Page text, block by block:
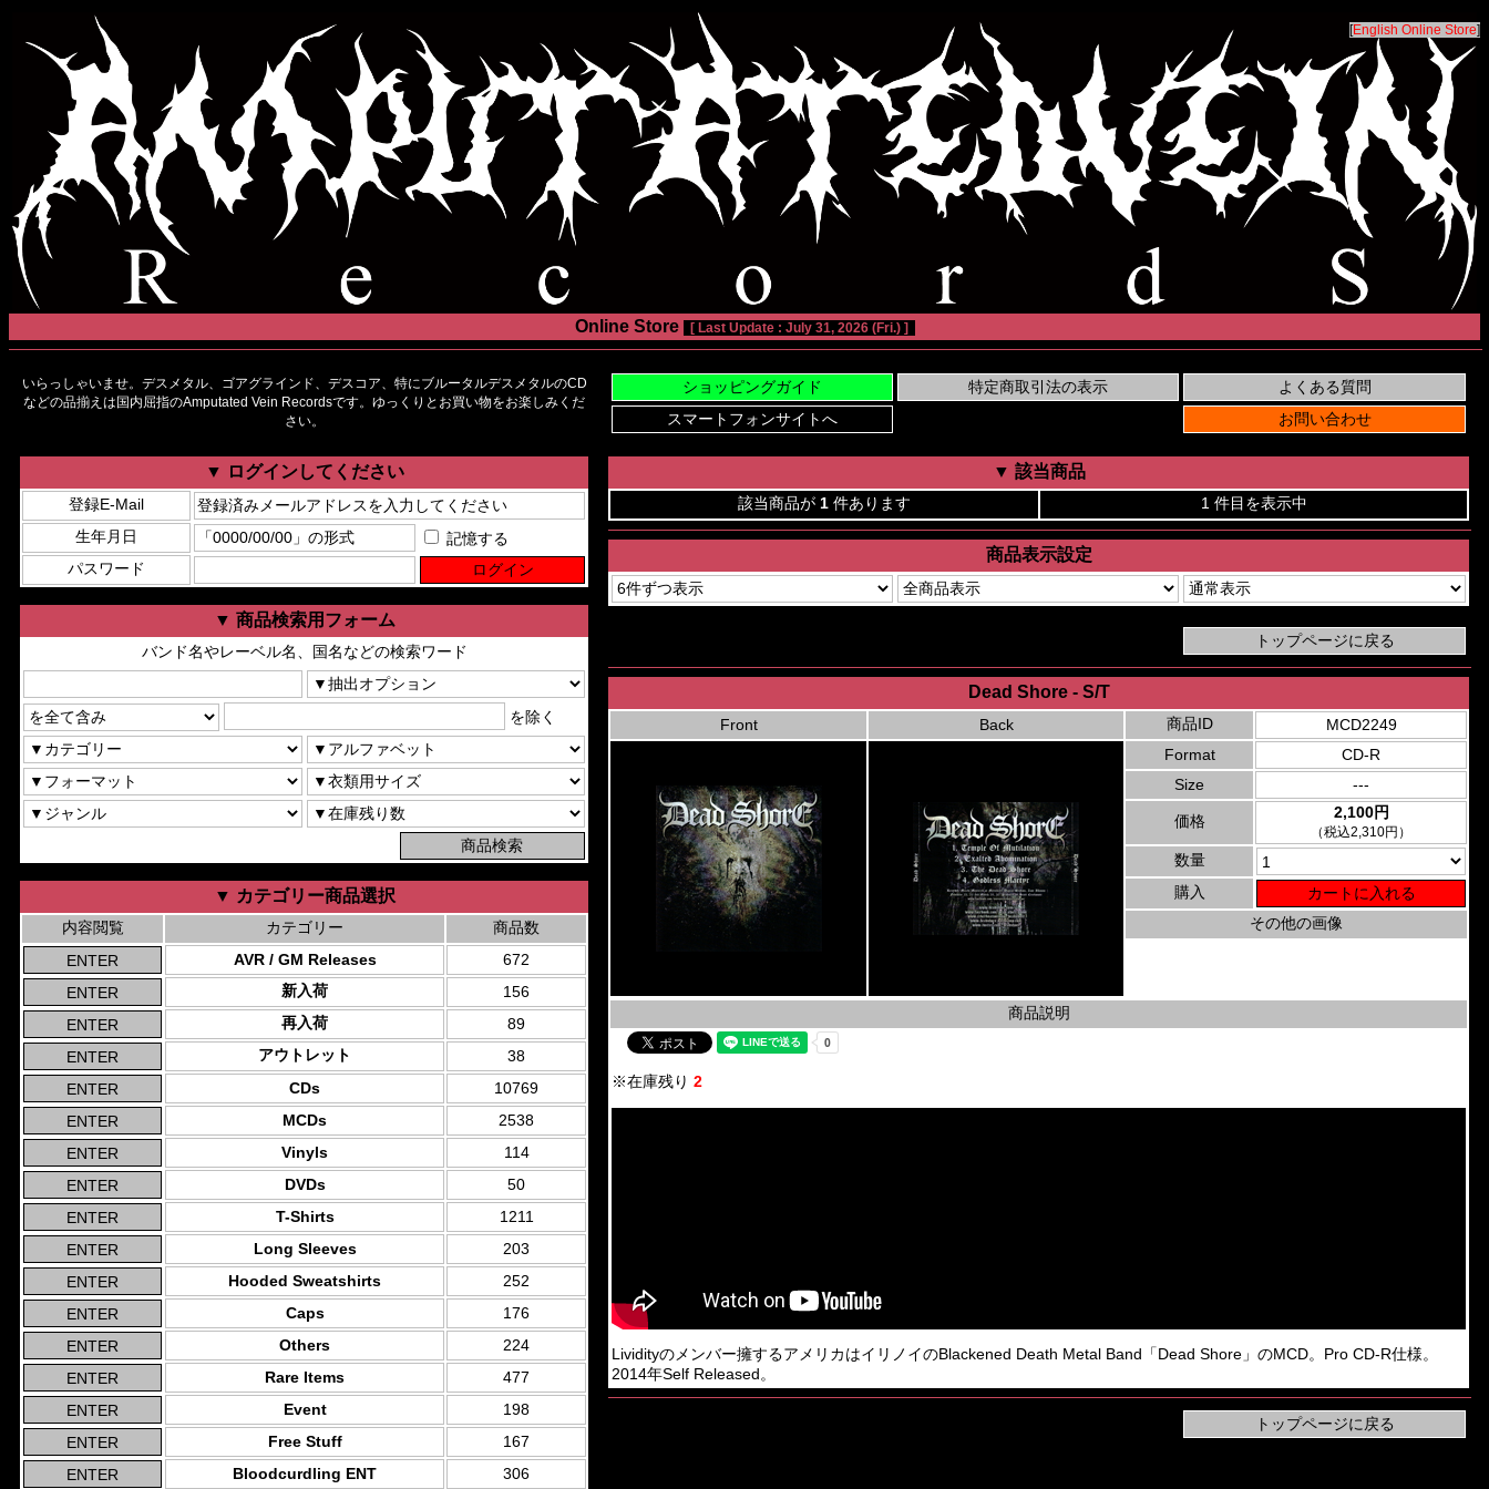
[English Online Store]
Online Store [ Last Update : July 31, 2026 (Fri.) ]
いらっしゃいませ。デスメタル、ゴアグラインド、デスコア、特にブルータルデスメタルのCD
などの品揃えは国内屈指のAmputated Vein Recordsです。ゆっくりとお買い物をお楽しみくだ
さい。
▼ ログインしてください
登録E-Mail
生年月日
記憶する
パスワード
▼ 商品検索用フォーム
バンド名やレーベル名、国名などの検索ワード
を除く
▼ カテゴリー商品選択
内容閲覧 カテゴリー
商品数
AVR / GM Releases
672
新入荷
156
再入荷
89
アウトレット
38
CDs
10769
MCDs
2538
Vinyls
114
DVDs
50
T-Shirts
1211
Long Sleeves
203
Hooded Sweatshirts
252
Caps
176
Others
224
Rare Items
477
Event
198
Free Stuff
167
Bloodcurdling ENT
306
▼ 該当商品
該当商品が 1 件あります 1 件目を表示中
商品表示設定
Dead Shore - S/T
Front Back 商品ID
MCD2249
Format
CD-R
Size
---
価格 2,100円
（税込2,310円）
数量
購入
その他の画像
商品説明
※在庫残り 2
Lividityのメンバー擁するアメリカはイリノイのBlackened Death Metal Band「Dead Shore」のMCD。Pro CD-R仕様。
2014年Self Released。